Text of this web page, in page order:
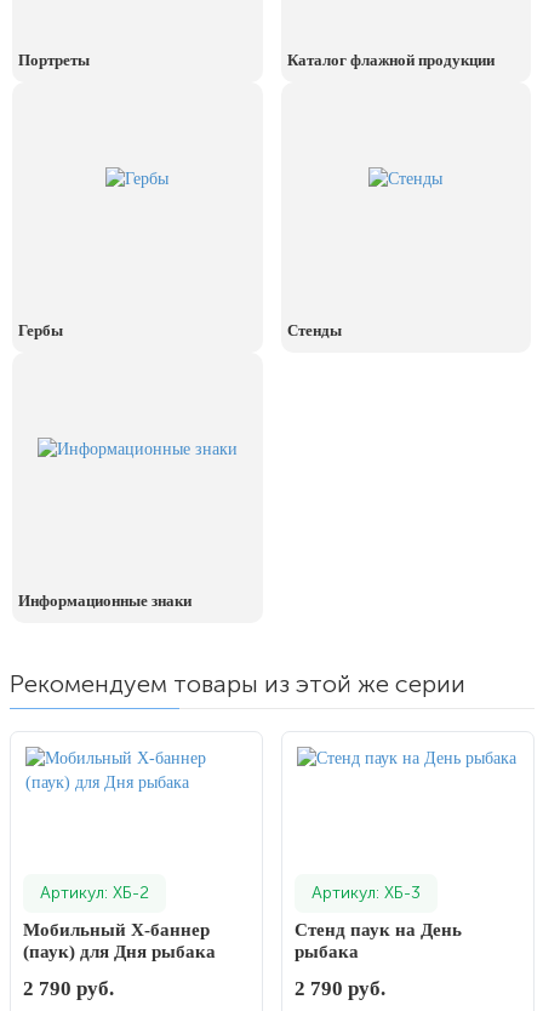
День ВМФ (последнее воскресенье
2 августа, День ВДВ
Портреты Каталог флажной продукции
Гербы Стенды
Информационные знаки
Рекомендуем товары из этой же серии
Артикул: XБ-2
Мобильный Х-баннер
(паук) для Дня рыбака
2 790 руб.
Артикул: XБ-3
Стенд паук на День
рыбака
2 790 руб.